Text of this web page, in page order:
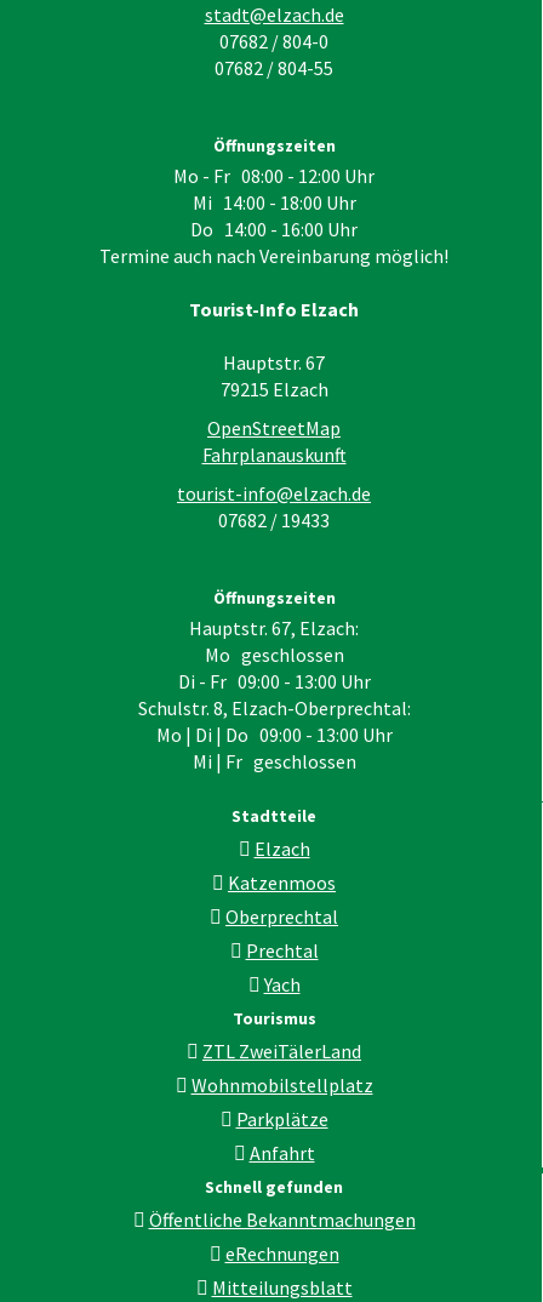
stadt@elzach.de
07682 / 804-0
07682 / 804-55
Öffnungszeiten
Mo - Fr 08:00 - 12:00 Uhr
Mi 14:00 - 18:00 Uhr
Do 14:00 - 16:00 Uhr
Termine auch nach Vereinbarung möglich!
Tourist-Info Elzach
Hauptstr. 67
79215 Elzach
OpenStreetMap
Fahrplanauskunft
tourist-info@elzach.de
07682 / 19433
Öffnungszeiten
Hauptstr. 67, Elzach:
Mo geschlossen
Di - Fr 09:00 - 13:00 Uhr
Schulstr. 8, Elzach-Oberprechtal:
Mo | Di | Do 09:00 - 13:00 Uhr
Mi | Fr geschlossen
Stadtteile
Elzach
Katzenmoos
Oberprechtal
Prechtal
Yach
Tourismus
ZTL ZweiTälerLand
Wohnmobilstellplatz
Parkplätze
Anfahrt
Schnell gefunden
Öffentliche Bekanntmachungen
eRechnungen
Mitteilungsblatt